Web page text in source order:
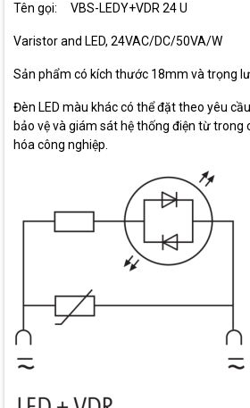
Tên gọi: VBS-LEDY+VDR 24 U
Varistor and LED, 24VAC/DC/50VA/W
Sản phẩm có kích thước 18mm và trọng
Đèn LED màu khác có thể đặt theo yêu
bảo vệ và giám sát hệ thống điện từ trong
hóa công nghiệp.